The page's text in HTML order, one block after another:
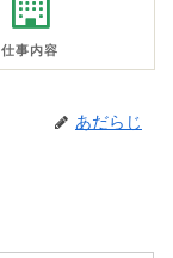
仕事内容
あだらじ